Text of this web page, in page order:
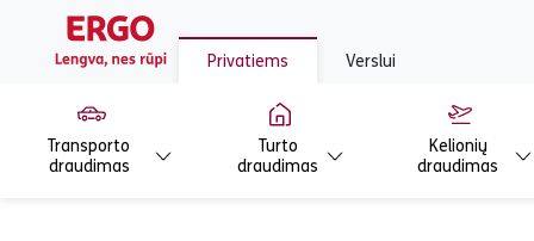
Privatiems Verslui
Transporto
draudimas
Turto
draudimas
Kelionių
draudimas